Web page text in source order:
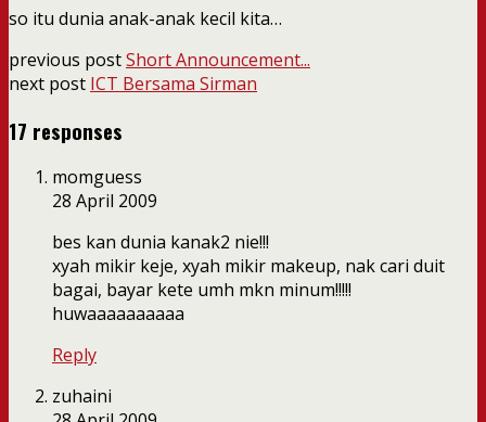
so itu dunia anak-anak kecil kita…
previous postShort Announcement...
next post ICT Bersama Sirman
17 responses
momguess
28 April 2009
bes kan dunia kanak2 nie!!!
xyah mikir keje, xyah mikir makeup, nak cari duit
bagai, bayar kete umh mkn minum!!!!!
huwaaaaaaaaaa
Reply
zuhaini